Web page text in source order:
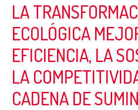
LA
ECOLÓGICA
EFICIENCIA, LA
LA
CADENA DE